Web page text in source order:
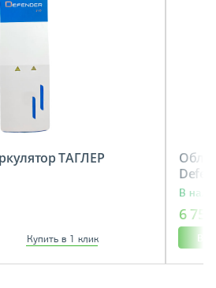
ТАГЛЕР
Купить в 1 клик
В
6
В